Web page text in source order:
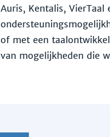
Auris, Kentalis, VierTaal
of met een
van mogelijkheden die